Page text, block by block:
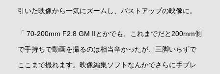
引いた映像から一気にズームし、バストアップの映像に。
「 70-200mm F2.8 GM IIとかでも、これまでだと200mm側
で手持ちで動画を撮るのは相当辛かったが、三脚いらずで
ここまで撮れます。映像編集ソフトなんかでさらに手ブレ